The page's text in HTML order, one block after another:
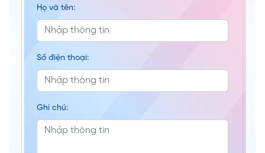
Họ và tên:
Số điện thoại:
Ghi chú: